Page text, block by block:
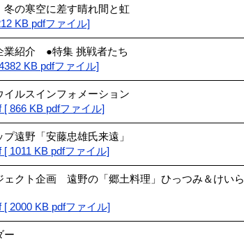
の寒空に差す晴れ間と虹
KB pdfファイル]
業紹介 ●特集 挑戦者たち
KB pdfファイル]
イルスインフォメーション
[ 866 KB pdfファイル]
プ遠野「安藤忠雄氏来遠」
[ 1011 KB pdfファイル]
ェクト企画 遠野の「郷土料理」ひっつみ＆けいら
[ 2000 KB pdfファイル]
ー